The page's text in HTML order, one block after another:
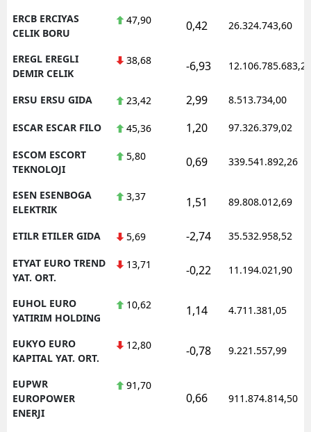
ERCB ERCIYAS
CELIK BORU
47,90 0,42 26.324.743,60
EREGL EREGLI
DEMIR CELIK
38,68 -6,93 12.106.785.683,20
ERSU ERSU GIDA 23,42 2,99 8.513.734,00
ESCAR ESCAR FILO 45,36 1,20 97.326.379,02
ESCOM ESCORT
TEKNOLOJI
5,80 0,69 339.541.892,26
ESEN ESENBOGA
ELEKTRIK
3,37 1,51 89.808.012,69
ETILR ETILER GIDA 5,69 -2,74 35.532.958,52
ETYAT EURO TREND
YAT. ORT.
13,71 -0,22 11.194.021,90
EUHOL EURO
YATIRIM HOLDING
10,62 1,14 4.711.381,05
EUKYO EURO
KAPITAL YAT. ORT.
12,80 -0,78 9.221.557,99
EUPWR
EUROPOWER
ENERJI
91,70
0,66 911.874.814,50